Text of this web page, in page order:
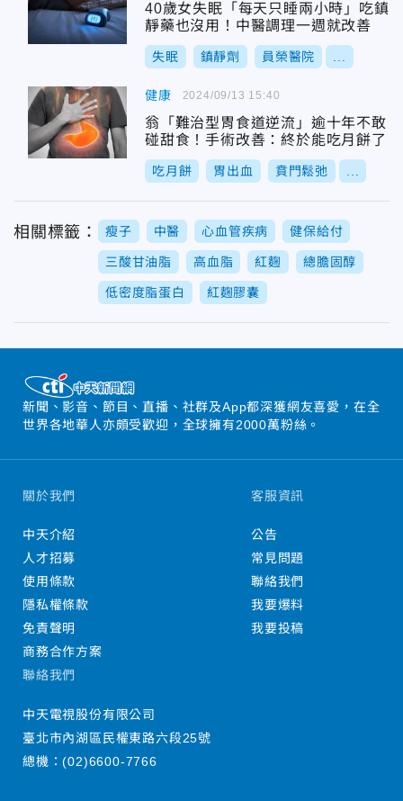
40歲女失眠「每天只睡兩小時」吃鎮
靜藥也沒用！中醫調理一週就改善
失眠 鎮靜劑 員榮醫院
健康
翁「難治型胃食道逆流」逾十年不敢
碰甜食！手術改善：終於能吃月餅了
吃月餅 胃出血 賁門鬆弛
2024/09/13 15:40
相關標籤： 瘦子 中醫 心血管疾病 健保給付
三酸甘油脂 高血脂 紅麴 總膽固醇
低密度脂蛋白 紅麴膠囊
新聞、影音、節目、直播、社群及App都深獲網友喜愛，在全
世界各地華人亦頗受歡迎，全球擁有2000萬粉絲。
關於我們
中天介紹
人才招募
使用條款
隱私權條款
免責聲明
商務合作方案
客服資訊
公告
常見問題
聯絡我們
我要爆料
我要投稿
聯絡我們
中天電視股份有限公司
臺北市內湖區民權東路六段25號
總機：(02)6600-7766